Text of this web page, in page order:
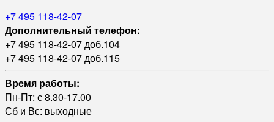
+7 495 118-42-07
Дополнительный телефон:
+7 495 118-42-07 доб.104
+7 495 118-42-07 доб.115
Время работы:
Пн-Пт: с 8.30-17.00
Сб и Вс: выходные